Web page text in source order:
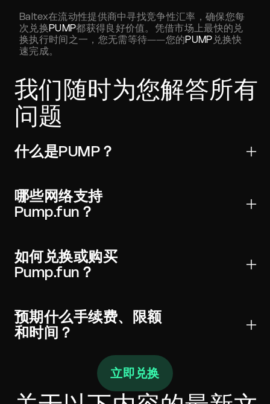
Baltex在流动性提供商中寻找竞争性汇率，确保您每
次兑换PUMP都获得良好价值。凭借市场上最快的兑
换执行时间之一，您无需等待——您的PUMP 兑换快
速完成。
我们随时为您解答所有
问题
什么是PUMP？
它受到主要钱包和交易所的广泛支持，可以全球发送并
进行链上验证。
哪些网络支持
Pump.fun？
部件中选择正确的网络（以及适用的合约）以避免资金
损失。
如何兑换或购买
Pump.fun？
将充值发送至显示的地址。经过所需确认后，Pump.fun
将发送至您的钱包。
预期什么手续费、限额
和时间？
报价在发送前显示执行汇率、链上网络手续费和任何服
务费。最低金额随网络成本变化。大多数兑换在几分钟
内完成，具体取决于确认次数和拥塞情况。如果目标网
络要求，请包含memo/标签。
立即兑换